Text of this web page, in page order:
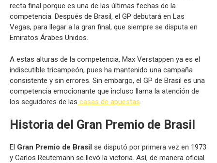
recta final porque es una de las últimas fechas de la
competencia. Después de Brasil, el GP debutará en Las
Vegas, para llegar a la gran final, que siempre se disputa en
Emiratos Árabes Unidos.
A estas alturas de la competencia, Max Verstappen ya es el
indiscutible tricampeón, pues ha mantenido una campaña
consistente y sin errores. Sin embargo, el GP de Brasil es una
competencia emocionante que incluso llama la atención de
los seguidores de las casas de apuestas
Historia del Gran Premio de Brasil
El Gran Premio de Brasil se disputó por primera vez en 1973
y Carlos Reutemann se llevó la victoria. Así, de manera oficial